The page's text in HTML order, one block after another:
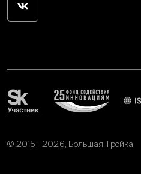
© 2015—2026, Большая Тройка